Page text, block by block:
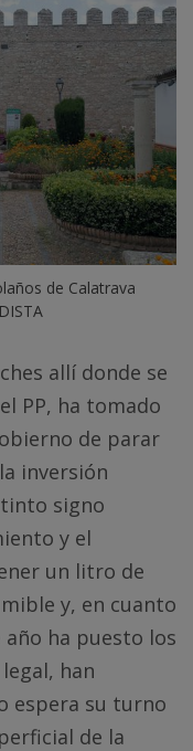
de Calatrava
allí donde se
PP, ha tomado
de parar
inversión
signo
y el
un litro de
y, en cuanto
ha puesto los
han
espera su turno
de la